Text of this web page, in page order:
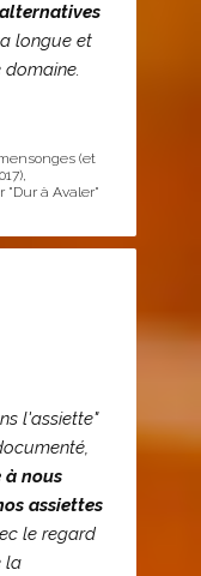
longue et
(et
"Dur à Avaler"
l'assiette"
à nous
assiettes
le regard
la